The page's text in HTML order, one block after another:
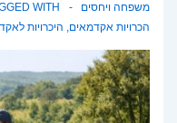
משפחה ויחסים
WITH
הכרויות אקדמאים, היכרויות